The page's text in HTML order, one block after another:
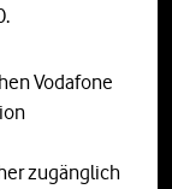
Vodafone
zugänglich